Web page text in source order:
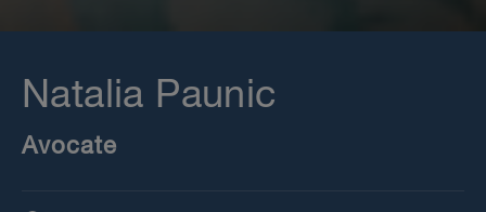
Natalia Paunic
Avocate